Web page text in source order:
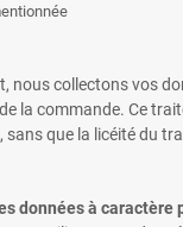
nous collectons vos
la commande. Ce
que la licéité du
données à caractère